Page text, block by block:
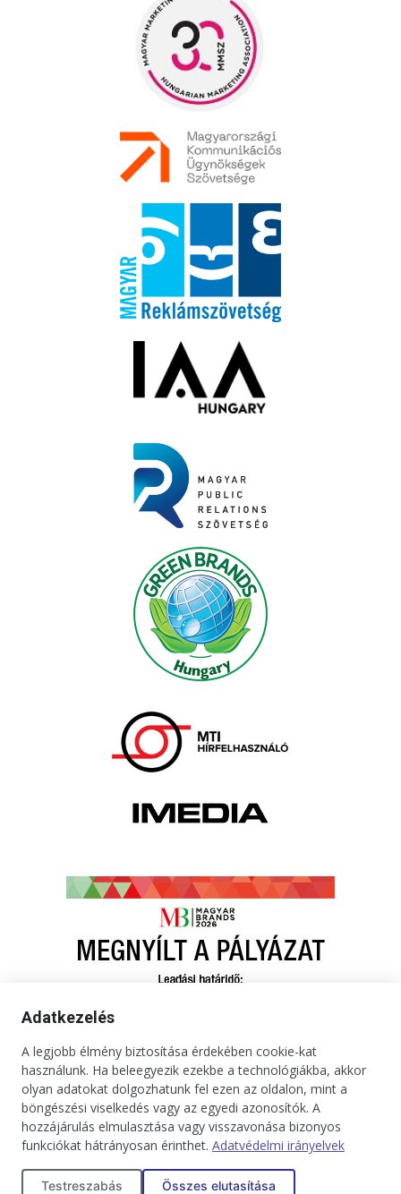
Kapcsolat Impresszum Médiaajánlat
Jogi tudnivalók
Adatkezelés
A legjobb élmény biztosítása érdekében cookie-kat
használunk. Ha beleegyezik ezekbe a technológiákba, akkor
olyan adatokat dolgozhatunk fel ezen az oldalon, mint a
böngészési viselkedés vagy az egyedi azonosítók. A
hozzájárulás elmulasztása vagy visszavonása bizonyos
funkciókat hátrányosan érinthet. Adatvédelmi irányelvek
Testreszabás Összes elutasítása